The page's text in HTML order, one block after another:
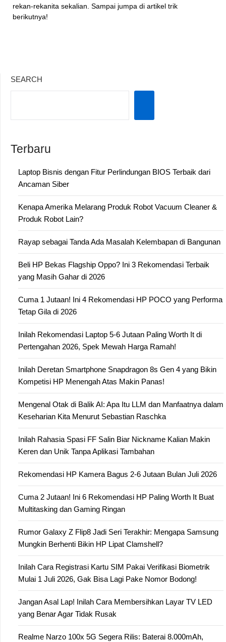
rekan-rekanita sekalian. Sampai jumpa di artikel trik
berikutnya!
SEARCH
Terbaru
Laptop Bisnis dengan Fitur Perlindungan BIOS Terbaik dari
Ancaman Siber
Kenapa Amerika Melarang Produk Robot Vacuum Cleaner &
Produk Robot Lain?
Rayap sebagai Tanda Ada Masalah Kelembapan di Bangunan
Beli HP Bekas Flagship Oppo? Ini 3 Rekomendasi Terbaik
yang Masih Gahar di 2026
Cuma 1 Jutaan! Ini 4 Rekomendasi HP POCO yang Performa
Tetap Gila di 2026
Inilah Rekomendasi Laptop 5-6 Jutaan Paling Worth It di
Pertengahan 2026, Spek Mewah Harga Ramah!
Inilah Deretan Smartphone Snapdragon 8s Gen 4 yang Bikin
Kompetisi HP Menengah Atas Makin Panas!
Mengenal Otak di Balik AI: Apa Itu LLM dan Manfaatnya dalam
Keseharian Kita Menurut Sebastian Raschka
Inilah Rahasia Spasi FF Salin Biar Nickname Kalian Makin
Keren dan Unik Tanpa Aplikasi Tambahan
Rekomendasi HP Kamera Bagus 2-6 Jutaan Bulan Juli 2026
Cuma 2 Jutaan! Ini 6 Rekomendasi HP Paling Worth It Buat
Multitasking dan Gaming Ringan
Rumor Galaxy Z Flip8 Jadi Seri Terakhir: Mengapa Samsung
Mungkin Berhenti Bikin HP Lipat Clamshell?
Inilah Cara Registrasi Kartu SIM Pakai Verifikasi Biometrik
Mulai 1 Juli 2026, Gak Bisa Lagi Pake Nomor Bodong!
Jangan Asal Lap! Inilah Cara Membersihkan Layar TV LED
yang Benar Agar Tidak Rusak
Realme Narzo 100x 5G Segera Rilis: Baterai 8.000mAh,